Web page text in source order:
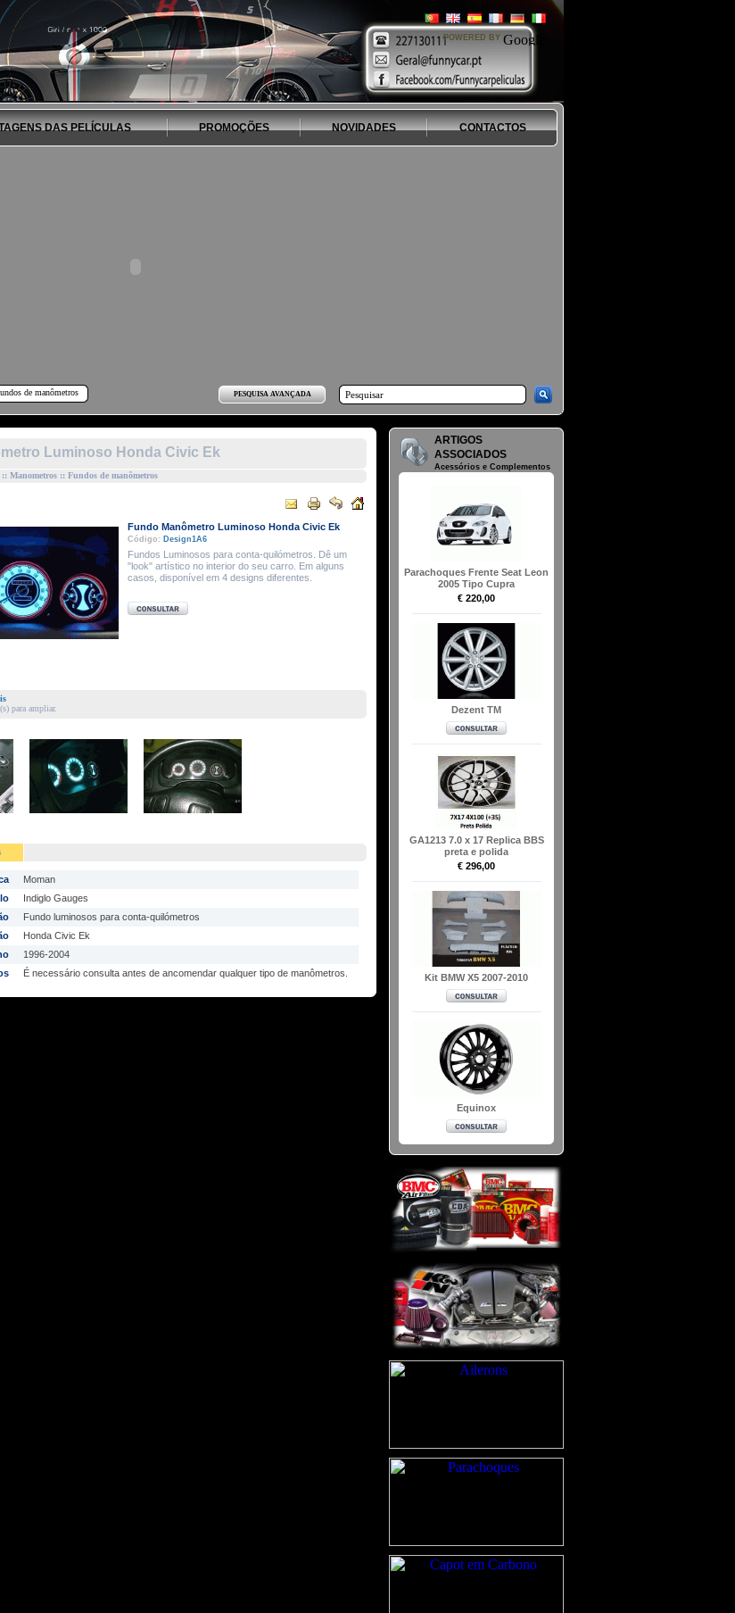
POWERED BY
DAS PELÍCULAS PROMOÇÕES NOVIDADES CONTACTOS
de manômetros PESQUISA AVANÇADA
Luminoso Honda Civic Ek
Manometros :: Fundos de manômetros
Fundo Manômetro Luminoso Honda Civic Ek
Código: Design1A6
Fundos Luminosos para conta-quilómetros. Dê um
"look" artístico no interior do seu carro. Em alguns
casos, disponível em 4 designs diferentes.
para ampliar.
Moman
Indiglo Gauges
Fundo luminosos para conta-quilómetros
Honda Civic Ek
1996-2004
É necessário consulta antes de ancomendar qualquer tipo de manômetros.
ARTIGOS
ASSOCIADOS
Acessórios e Complementos
Parachoques Frente Seat Leon
2005 Tipo Cupra
€ 220,00
Dezent TM
GA1213 7.0 x 17 Replica BBS
preta e polida
€ 296,00
Kit BMW X5 2007-2010
Equinox